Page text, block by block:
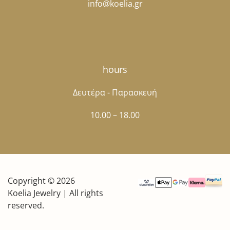
info@koelia.gr
hours
Δευτέρα - Παρασκευή
10.00 – 18.00
Copyright © 2026
Koelia Jewelry | All rights
reserved.